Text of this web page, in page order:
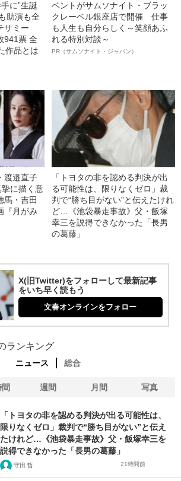
に”生誕
助演も全
サミー
941票 全
作品とは
ベントがサムソナイト・ブラッ
クレーベル銀座店で開催 仕事
も人生も自分らしく～笑顔あふ
れる特別対談～
PR（サムソナイト・ジャパン）
渡邉直子
摯に描く意
馬・吉田
『月がみ
「トヨタの非を認める判決が出
る可能性は、限りなくゼロ」裁
判で“勝ち目がない”と伝えたけれ
ど…《池袋暴走事故》父・飯塚
幸三を説得できなかった「長男
の葛藤」
X(旧Twitter)をフォローして最新記事
をいち早く読もう
文春オンラインをフォロー
ランキング
ニュース 総合
週間 月間 写真
「トヨタの非を認める判決が出る可能性は、
限りなくゼロ」裁判で“勝ち目がない”と伝え
たけれど…《池袋暴走事故》父・飯塚幸三を
説得できなかった「長男の葛藤」
守田 哲 21時間前